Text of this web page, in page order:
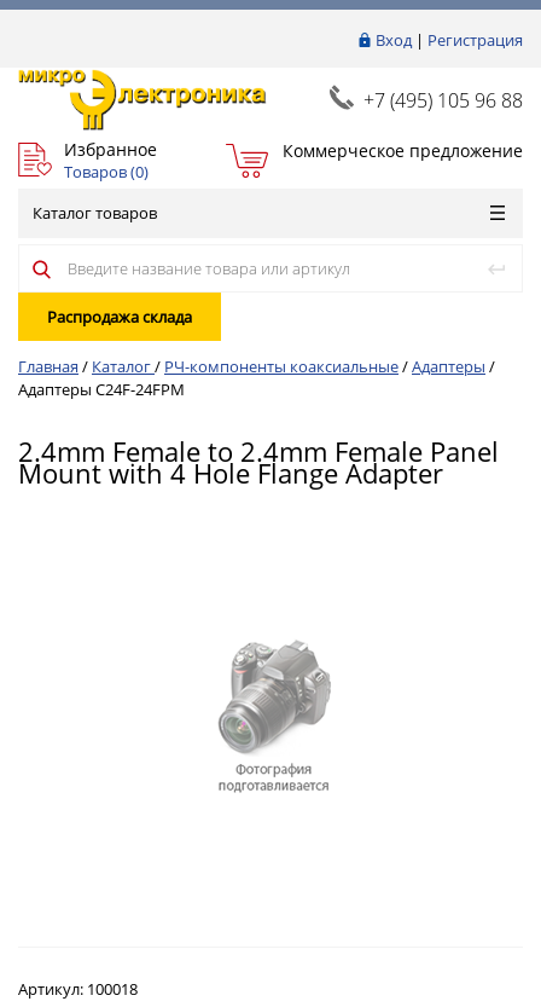
Вход| Регистрация
+7 (495) 105 96 88
Избранное
Товаров (0)
Коммерческое предложение
Каталог товаров
Распродажа склада
Главная / Каталог/ РЧ-компоненты коаксиальные/Адаптеры /
Адаптеры C24F-24FPM
2.4mm Female to 2.4mm Female Panel
Mount with 4 Hole Flange Adapter
Артикул: 100018